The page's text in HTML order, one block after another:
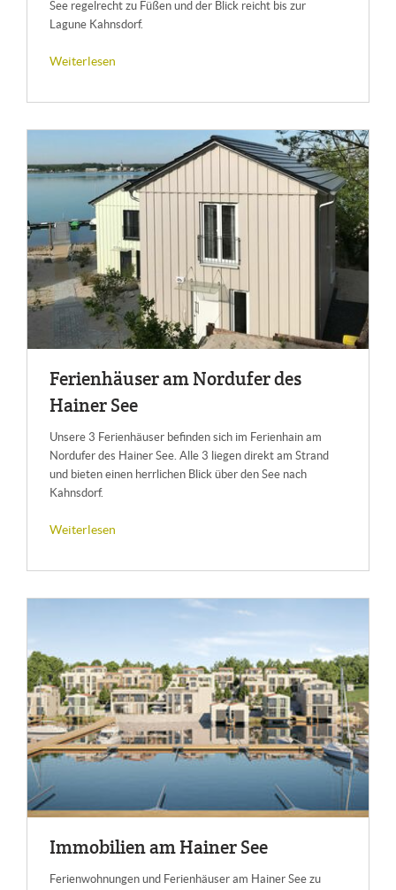
See regelrecht zu Füßen und der Blick reicht bis zur
Lagune Kahnsdorf.
Weiterlesen
Fe­ri­en­häu­ser am Nord­ufer des
Hai­ner See
Unsere 3 Ferienhäuser befinden sich im Ferienhain am
Nordufer des Hainer See. Alle 3 liegen direkt am Strand
und bieten einen herrlichen Blick über den See nach
Kahnsdorf.
Weiterlesen
Im­mo­bi­li­en am Hai­ner See
Ferienwohnungen und Ferienhäuser am Hainer See zu